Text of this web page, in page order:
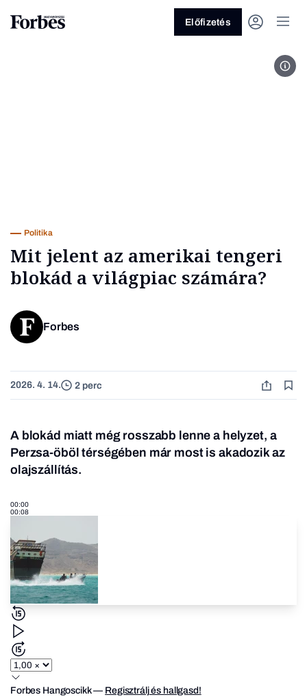
Előfizetés
Politika
Mit jelent az amerikai tengeri
blokád a világpiac számára?
Forbes
2026. 4. 14. 2 perc
A blokád miatt még rosszabb lenne a helyzet, a
Perzsa-öböl térségében már most is akadozik az
olajszállítás.
00:00
00:08
Forbes Hangoscikk— Regisztrálj és hallgasd!